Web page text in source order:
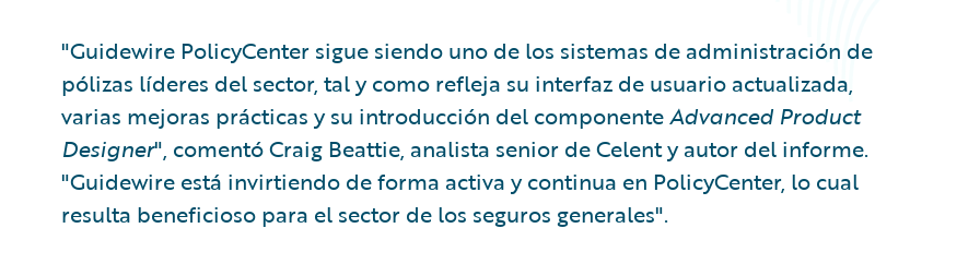
"Guidewire PolicyCenter sigue siendo uno de los sistemas de administración de
pólizas líderes del sector, tal y como refleja su interfaz de usuario actualizada,
varias mejoras prácticas y su introducción del componenteAdvanced Product
Designer", comentó Craig Beattie, analista senior de Celent y autor del informe.
"Guidewire está invirtiendo de forma activa y continua en PolicyCenter, lo cual
resulta beneficioso para el sector de los seguros generales".